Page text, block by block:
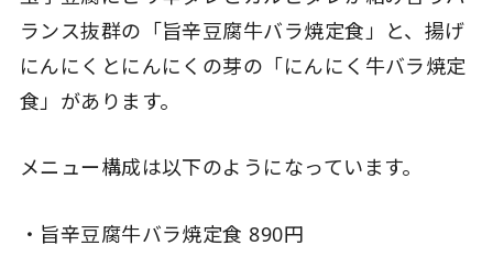
ランス抜群の「旨辛豆腐牛バラ焼定食」と、揚げ
にんにくとにんにくの芽の「にんにく牛バラ焼定
食」があります。
メニュー構成は以下のようになっています。
・旨辛豆腐牛バラ焼定食 890円